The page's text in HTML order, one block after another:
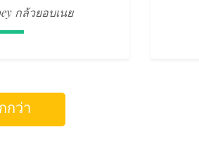
กล้วยอบเนย
กว่า